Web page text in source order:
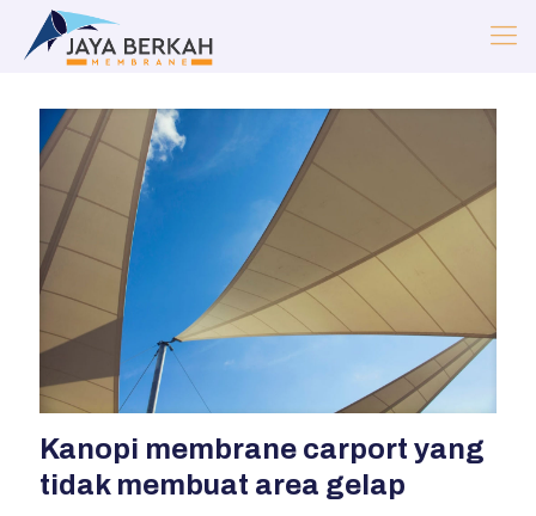
Kanopi membrane carport yang
tidak membuat area gelap